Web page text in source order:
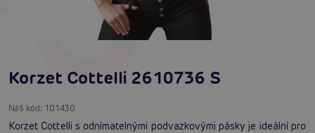
Korzet Cottelli 2610736 S
Náš kód: 101430
Korzet Cottelli s odnímatelnými podvazkovými pásky je ideální pro